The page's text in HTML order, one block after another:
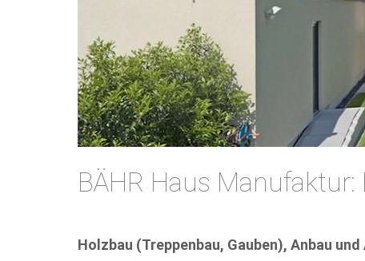
BÄHR Haus
Holzbau (Treppenbau, Gauben), Anbau